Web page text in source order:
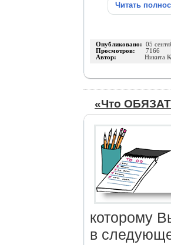
Читать
Опубликовано: 05
Просмотров: 7166
Автор: Никита
«Что
которому
в